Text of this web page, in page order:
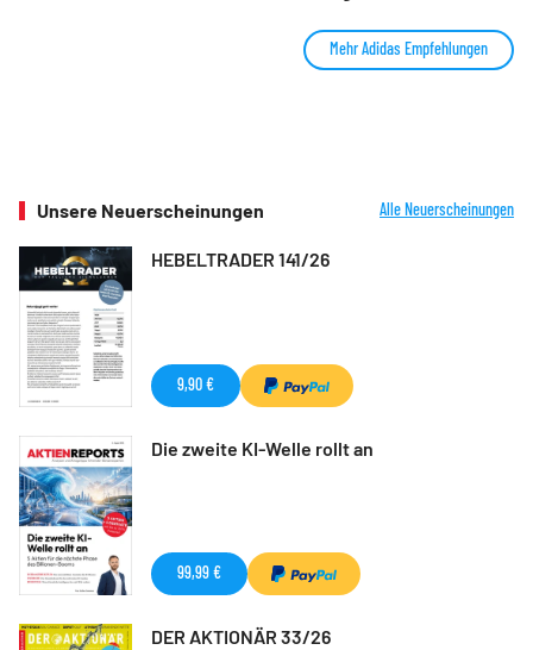
Mehr Adidas Empfehlungen
Unsere Neuerscheinungen Alle Neuerscheinungen
HEBELTRADER 141/26
9,90 €
Die zweite KI-Welle rollt an
99,99 €
DER AKTIONÄR 33/26